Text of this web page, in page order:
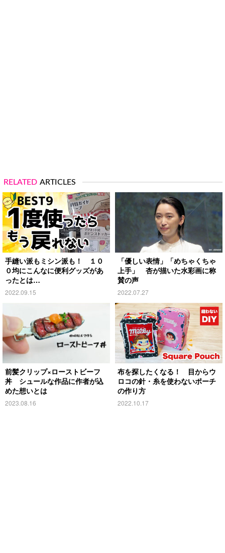
RELATED ARTICLES
手縫い派もミシン派も！ １０
０均にこんなに便利グッズがあ
ったとは…
2022.09.15
「優しい表情」「めちゃくちゃ
上手」 杏が描いた水彩画に称
賛の声
2022.07.27
前髪クリップ×ローストビーフ
丼 シュールな作品に作者が込
めた想いとは
2023.08.16
布を探したくなる！ 目からウ
ロコの針・糸を使わないポーチ
の作り方
2022.10.17